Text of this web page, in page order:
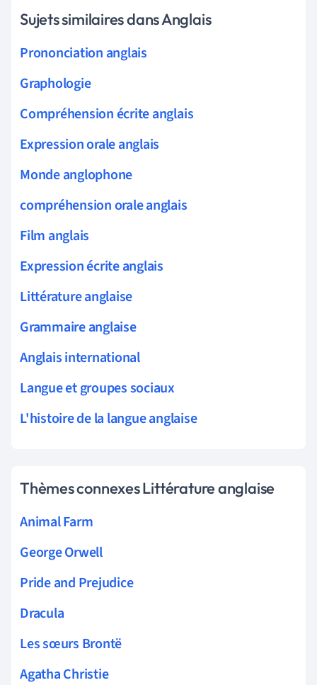
Sujets similaires dans Anglais
Prononciation anglais
Graphologie
Compréhension écrite anglais
Expression orale anglais
Monde anglophone
compréhension orale anglais
Film anglais
Expression écrite anglais
Littérature anglaise
Grammaire anglaise
Anglais international
Langue et groupes sociaux
L'histoire de la langue anglaise
Thèmes connexes Littérature anglaise
Animal Farm
George Orwell
Pride and Prejudice
Dracula
Les sœurs Brontë
Agatha Christie